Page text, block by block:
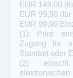
EUR 149,00
EUR 99,90
EUR 99,90
(1) Print
Zugang für
Standort oder
(2) einschl.
elektronischen